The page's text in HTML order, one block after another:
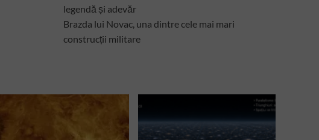
legendă și adevăr
Brazda lui Novac, una dintre cele mai mari
construcții militare